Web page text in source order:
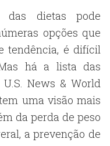
das dietas pode
opções que
tendência, é difícil
há a lista das
News & World
uma visão mais
da perda de peso
a prevenção de